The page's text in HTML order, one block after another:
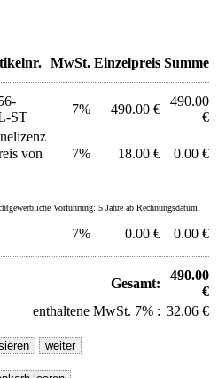
MwSt. Einzelpreis Summe
ST
7% 490.00 €
490.00
€
von
7% 18.00 € 0.00 €
Vorführung: 5 Jahre ab Rechnungsdatum.
7% 0.00 € 0.00 €
Gesamt:
490.00
€
enthaltene MwSt. 7% : 32.06 €